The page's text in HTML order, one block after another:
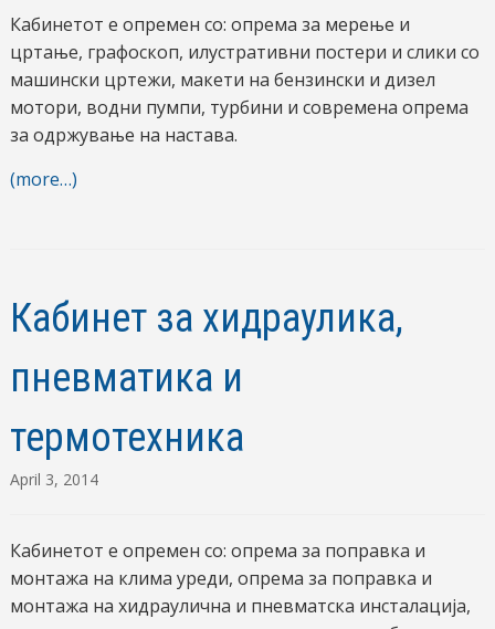
Кабинетот е опремен со: опрема за мерење и
цртање, графоскоп, илустративни постери и слики со
машински цртежи, макети на бензински и дизел
мотори, водни пумпи, турбини и современа опрема
за одржување на настава.
(more…)
Кабинет за хидраулика,
пневматика и
термотехника
April 3, 2014
Кабинетот е опремен со: опрема за поправка и
монтажа на клима уреди, опрема за поправка и
монтажа на хидраулична и пневматска инсталација,